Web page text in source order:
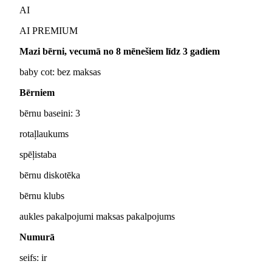
AI
AI PREMIUM
Mazi bērni, vecumā no 8 mēnešiem līdz 3 gadiem
baby cot: bez maksas
Bērniem
bērnu baseini: 3
rotaļlaukums
spēļistaba
bērnu diskotēka
bērnu klubs
aukles pakalpojumi maksas pakalpojums
Numurā
seifs: ir